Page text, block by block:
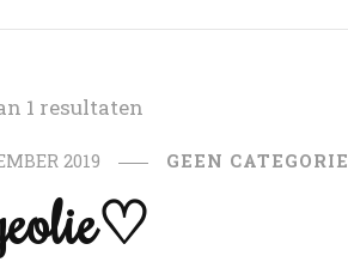
1 resultaten
2019 GEEN CATEGORIE